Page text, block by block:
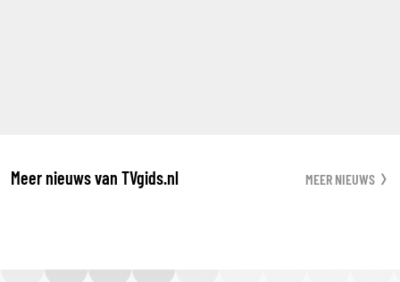
Meer nieuws van TVgids.nl MEER NIEUWS